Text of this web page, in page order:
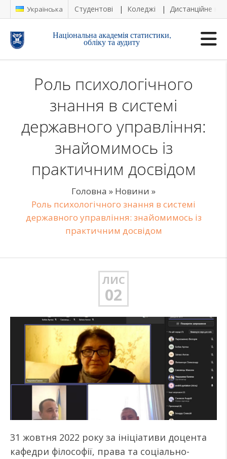
Українська Студентові Коледжі Дистанційне
Національна академія статистики,
обліку та аудиту
Роль психологічного
знання в системі
державного управління:
знайомимось із
практичним досвідом
Головна » Новини »
Роль психологічного знання в системі
державного управління: знайомимось із
практичним досвідом
ЛИС
02
31 жовтня 2022 року за ініціативи доцента
кафедри філософії, права та соціально-